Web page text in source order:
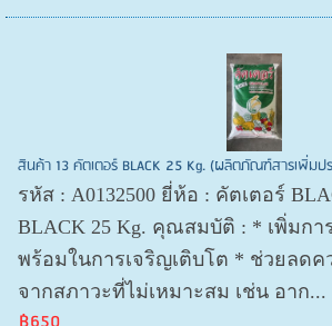
สินค้า 13 คัตเตอร์ BLACK 25 Kg. (ผลิตภัณฑ์สารเพิ่ม
รหัส : A0132500 ยี่ห้อ : คัตเตอร์
BLACK 25 Kg. คุณสมบัติ : * เพิ่มกา
พร้อมในการเจริญเติบโต * ช่วยลดค
จากสภาวะที่ไม่เหมาะสม เช่น อาก...